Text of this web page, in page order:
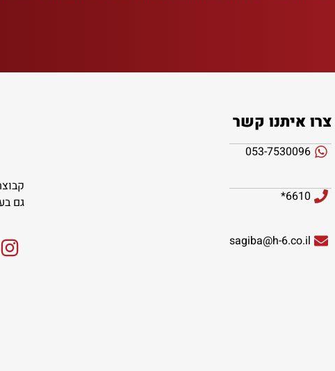
צרו איתנו קשר
053-7530096
6610*
sagiba@h-6.co.il
גם